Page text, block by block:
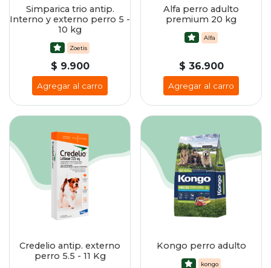
Simparica trio antip.
Interno y externo perro 5 -
10 kg
Zoetis
$ 9.900
Agregar al carro
Alfa perro adulto
premium 20 kg
Alfa
$ 36.900
Agregar al carro
Credelio antip. externo
perro 5.5 - 11 Kg
Kongo perro adulto
kongo